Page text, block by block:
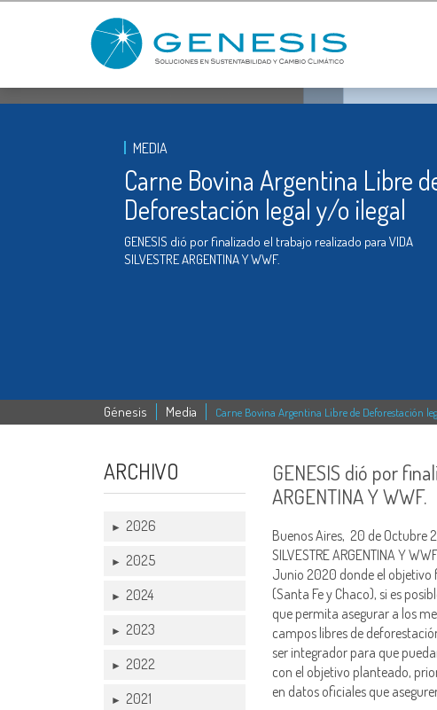
MEDIA
Carne Bovina Argentina Libre
Deforestación legal y/o ilegal
GENESIS dió por finalizado el trabajo realizado para VIDA
SILVESTRE ARGENTINA Y WWF.
Génesis Media Carne Bovina Argentina Libre de Deforestación
ARCHIVO
► 2026
► 2025
► 2024
► 2023
► 2022
► 2021
GENESIS dió por
ARGENTINA Y WWF.
Buenos Aires, 20 de Octubre
SILVESTRE ARGENTINA Y
Junio 2020 donde el objetivo
(Santa Fe y Chaco), si es
que permita asegurar a los
campos libres de
ser integrador para que
con el objetivo planteado,
en datos oficiales que